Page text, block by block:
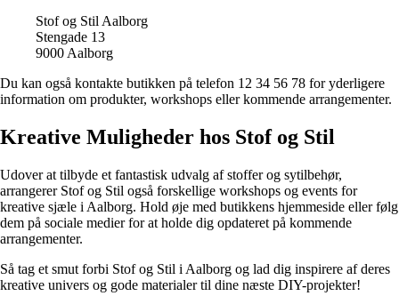
Stof og Stil Aalborg
Stengade 13
9000 Aalborg
Du kan også kontakte butikken på telefon 12 34 56 78 for yderligere
information om produkter, workshops eller kommende arrangementer.
Kreative Muligheder hos Stof og Stil
Udover at tilbyde et fantastisk udvalg af stoffer og sytilbehør,
arrangerer Stof og Stil også forskellige workshops og events for
kreative sjæle i Aalborg. Hold øje med butikkens hjemmeside eller følg
dem på sociale medier for at holde dig opdateret på kommende
arrangementer.
Så tag et smut forbi Stof og Stil i Aalborg og lad dig inspirere af deres
kreative univers og gode materialer til dine næste DIY-projekter!